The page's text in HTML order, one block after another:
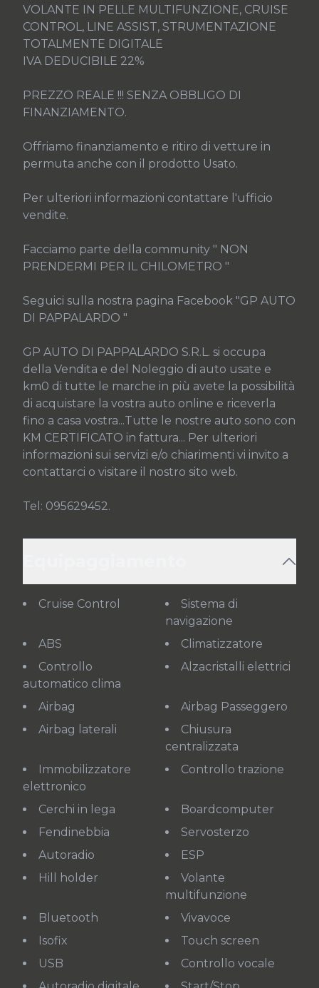
VOLANTE IN PELLE MULTIFUNZIONE, CRUISE
CONTROL, LINE ASSIST, STRUMENTAZIONE
TOTALMENTE DIGITALE
IVA DEDUCIBILE 22%
PREZZO REALE !!! SENZA OBBLIGO DI
FINANZIAMENTO.
Offriamo finanziamento e ritiro di vetture in
permuta anche con il prodotto Usato.
Per ulteriori informazioni contattare l'ufficio
vendite.
Facciamo parte della community " NON
PRENDERMI PER IL CHILOMETRO "
Seguici sulla nostra pagina Facebook "GP AUTO
DI PAPPALARDO "
GP AUTO DI PAPPALARDO S.R.L. si occupa
della Vendita e del Noleggio di auto usate e
km0 di tutte le marche in più avete la possibilità
di acquistare la vostra auto online e riceverla
fino a casa vostra...Tutte le nostre auto sono con
KM CERTIFICATO in fattura... Per ulteriori
informazioni sui servizi e/o chiarimenti vi invito a
contattarci o visitare il nostro sito web.
Tel: 095629452.
Cruise Control
Sistema di
navigazione
ABS
Climatizzatore
Controllo
automatico clima
Alzacristalli elettrici
Airbag
Airbag Passeggero
Airbag laterali
Chiusura
centralizzata
Immobilizzatore
elettronico
Controllo trazione
Cerchi in lega
Boardcomputer
Fendinebbia
Servosterzo
Autoradio
ESP
Hill holder
Volante
multifunzione
Bluetooth
Vivavoce
Isofix
Touch screen
USB
Controllo vocale